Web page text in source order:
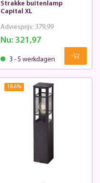
Strakke buitenlamp
Capital XL
Nu: 321,97
Adviesprijs: 379,99
3 - 5 werkdagen
18.6%